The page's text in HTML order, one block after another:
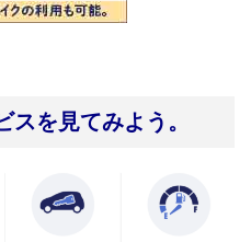
を見てみよう。